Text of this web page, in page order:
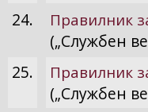
24.
Правилник
(„Службен
25.
Правилник
(„Службен